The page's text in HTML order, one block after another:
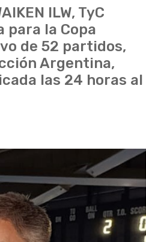
ILW, TyC
la Copa
de 52 partidos,
Argentina,
las 24 horas al